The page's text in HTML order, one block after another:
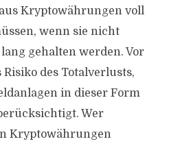
Kryptowährungen voll
wenn sie nicht
gehalten werden. Vor
des Totalverlusts,
in dieser Form
Wer
Kryptowährungen